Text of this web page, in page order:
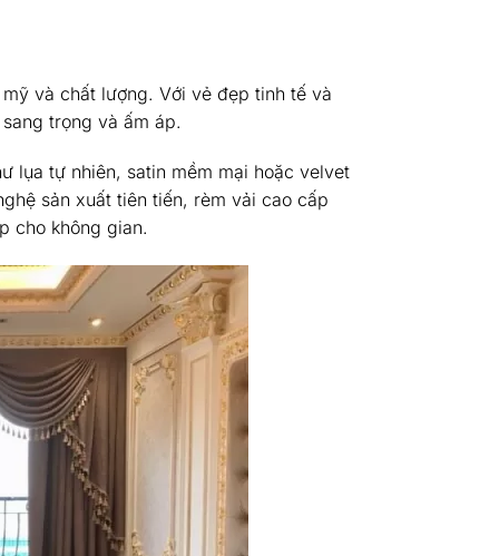
và chất lượng. Với vẻ đẹp tinh tế và
trọng và ấm áp.
lụa tự nhiên, satin mềm mại hoặc velvet
sản xuất tiên tiến, rèm vải cao cấp
cho không gian.